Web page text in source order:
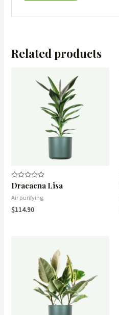
Related products
Rated
0
out
5
Dracaena Lisa
Air purifying
$114.90